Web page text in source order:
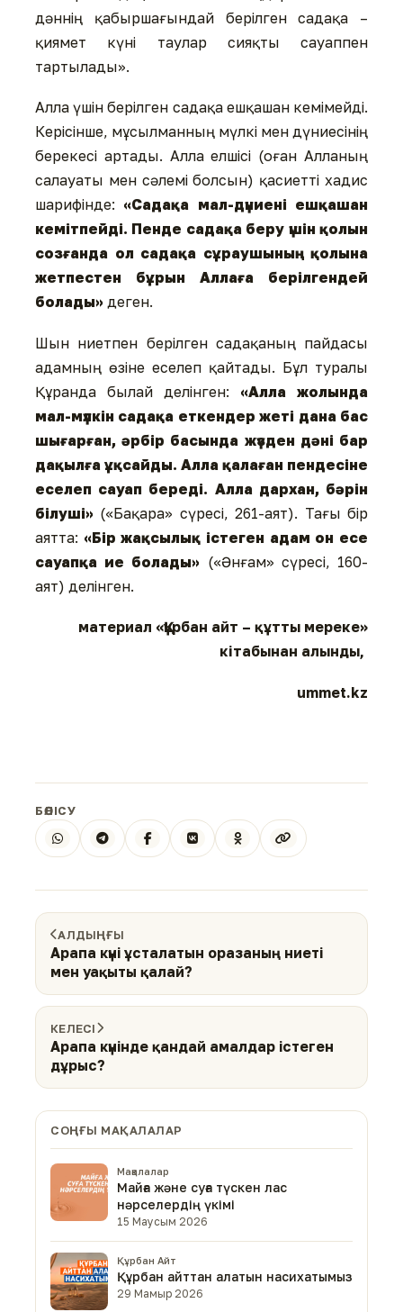
дәннің қабыршағындай берілген садақа –
қиямет күні таулар сияқты сауаппен
тартылады».
Алла үшін берілген садақа ешқашан кемімейді.
Керісінше, мұсылманның мүлкі мен дүниесінің
берекесі артады. Алла елшісі (оған Алланың
салауаты мен сәлемі болсын) қасиетті хадис
шарифінде: «Садақа мал-дүниені ешқашан
кемітпейді. Пенде садақа беру үшін қолын
созғанда ол садақа сұраушының қолына
жетпестен бұрын Аллаға берілгендей
болады» деген.
Шын ниетпен берілген садақаның пайдасы
адамның өзіне еселеп қайтады. Бұл туралы
Құранда былай делінген: «Алла жолында
мал-мүлкін садақа еткендер жеті дана бас
шығарған, әрбір басында жүзден дәні бар
дақылға ұқсайды. Алла қалаған пендесіне
еселеп сауап береді. Алла дархан, бәрін
білуші» («Бақара» сүресі, 261-аят). Тағы бір
аятта: «Бір жақсылық істеген адам он есе
сауапқа ие болады» («Әнғам» сүресі, 160-
аят) делінген.
материал «Құрбан айт – құтты мереке»
кітабынан алынды,
ummet.kz
БӨЛІСУ
АЛДЫҢҒЫ
Арапа күні ұсталатын оразаның ниеті
мен уақыты қалай?
КЕЛЕСІ
Арапа күнінде қандай амалдар істеген
дұрыс?
СОҢҒЫ МАҚАЛАЛАР
Мақалалар
Майға және суға түскен лас
нәрселердің үкімі
15 Маусым 2026
Құрбан Айт
Құрбан айттан алатын насихатымыз
29 Мамыр 2026